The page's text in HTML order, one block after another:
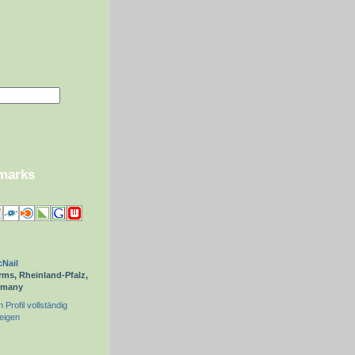
Rheinland-Pfalz,
Profil vollständig